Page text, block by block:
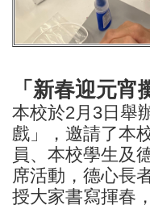
「新春迎元
本校於2月3日舉
戲」，邀請了本
員、本校學生及
席活動，德心長
授大家書寫揮春